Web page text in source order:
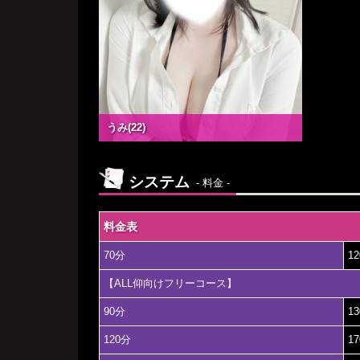
うみ(22)
システム - 料金 -
料金表
70分
【ALL仰向けフリーコース】
90分
120分